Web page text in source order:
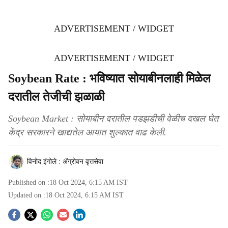
ADVERTISEMENT / WIDGET
ADVERTISEMENT / WIDGET
Soybean Rate : भविष्यात सोयाबीनलाही मिळेल
दरातील तेजीची झळाळी
Soybean Market : सोयाबीन दरातील पडझडीची वेळीच दखल घेत
केंद्र सरकारने खाद्यतेल आयात शुल्कात वाढ केली.
विनोद इंगोले : ॲग्रोवन वृत्तसेवा
Published on :18 Oct 2024, 6:15 AM IST
Updated on :18 Oct 2024, 6:15 AM IST
S